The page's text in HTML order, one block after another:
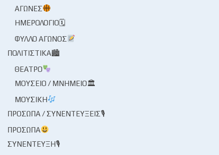
ΑΓΏΝΕΣ
ΗΜΕΡΟΛΌΓΙΟ🗓
ΦΎΛΛΟ ΑΓΏΝΟΣ
ΠΟΛΙΤΙΣΤΙΚΆ🏙
ΘΈΑΤΡΟ
ΜΟΥΣΕΊΟ / ΜΝΗΜΕΊΟ🏛
ΜΟΥΣΙΚΉ
ΠΡΌΣΩΠΑ / ΣΥΝΕΝΤΕΎΞΕΙΣ🎙
ΠΡΌΣΩΠΑ
ΣΥΝΈΝΤΕΥΞΗ🎙